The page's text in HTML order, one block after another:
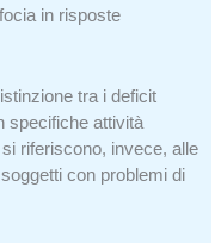
in risposte
tra i deficit
specifiche attività
riferiscono, invece, alle
con problemi di